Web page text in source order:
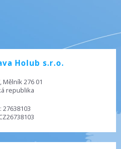
Holub s.r.o.
Mělník 276 01
republika
27638103